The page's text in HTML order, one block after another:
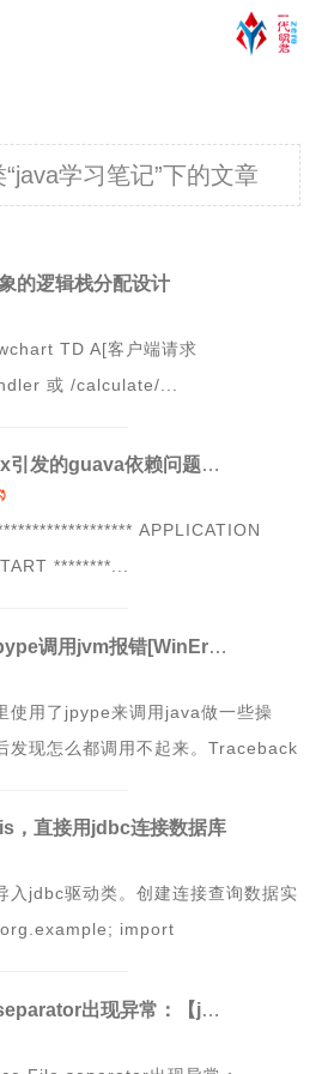
“java学习笔记”下的文章
的逻辑栈分配设计
TD A[客户端请求
或 /calculate/...
关于springfox引发的guava依赖问题及处理
APPLICATION
********...
python通过jpype调用jvm报错[WinError 126] JVM DLL not found
使用了jpype来调用java做一些操
发现怎么都调用不起来。Traceback
，直接用jdbc连接数据库
入jdbc驱动类。创建连接查询数据实
import
replace File.separator出现异常：【java.lang.IllegalArgumentException: character to be escaped is missing】
笔记
学习笔记